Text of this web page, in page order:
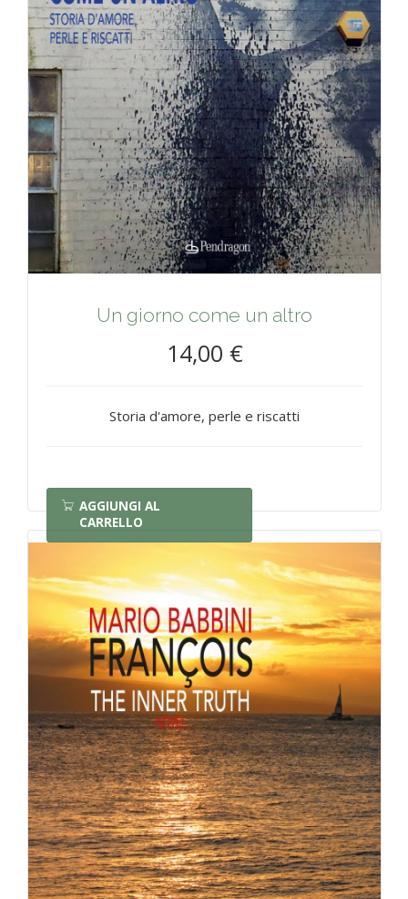
Un giorno come un altro
14,00 €
Storia d'amore, perle e riscatti
AGGIUNGI AL
CARRELLO